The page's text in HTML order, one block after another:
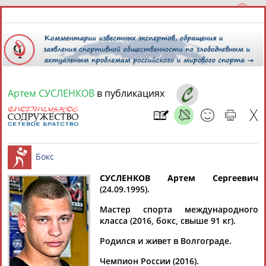
6 августа 2026 года,
СПОРТСМЕНЫ, ТРЕНЕРЫ И СПЕЦИАЛИСТЫ
Найдено: 1персона Расширенный поиск
Артем
Артем СУСЛЕНКОВ в публикациях
Бокс
СУСЛЕНКОВ Артем Сергеевич
(24.09.1995).
Мастер спорта международного
класса (2016, бокс, свыше 91 кг).
Родился и живет в Волгограде.
Чемпион России (2016).